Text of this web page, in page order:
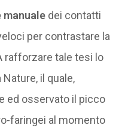
dei contatti
per contrastare la
rafforzare tale tesi lo
il quale,
ed osservato il picco
faringei al momento